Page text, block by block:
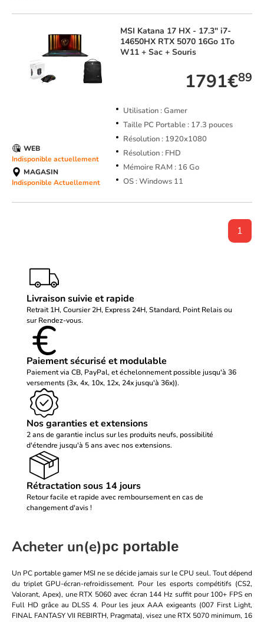
MSI Katana 17 HX - 17.3" i7-
14650HX RTX 5070 16Go 1To
W11 + Sac + Souris
1791€89
Utilisation : Gamer
Taille PC Portable : 17.3 pouces
Résolution : 1920x1080
Résolution : FHD
Mémoire RAM : 16 Go
OS : Windows 11
WEB
Indisponible actuellement
MAGASIN
Indisponible Actuellement
1
Livraison suivie et rapide
Retrait 1H, Coursier 2H, Express 24H, Standard, Point Relais ou
sur Rendez-vous.
Paiement sécurisé et modulable
Paiement via CB, PayPal, et échelonnement possible jusqu'à 36
versements (3x, 4x, 10x, 12x, 24x jusqu'à 36x)).
Nos garanties et extensions
2 ans de garantie inclus sur les produits neufs, possibilité
d'étendre jusqu'à 5 ans avec nos extensions.
Rétractation sous 14 jours
Retour facile et rapide avec remboursement en cas de
changement d'avis !
Acheter un(e)pc portable
Un PC portable gamer MSI ne se décide jamais sur le CPU seul. Tout dépend
du triplet GPU-écran-refroidissement. Pour les esports compétitifs (CS2,
Valorant, Apex), une RTX 5060 avec écran 144 Hz suffit pour 100+ FPS en
Full HD grâce au DLSS 4. Pour les jeux AAA exigeants (007 First Light,
FINAL FANTASY VII REBIRTH, Pragmata), visez une RTX 5070 minimum, 16